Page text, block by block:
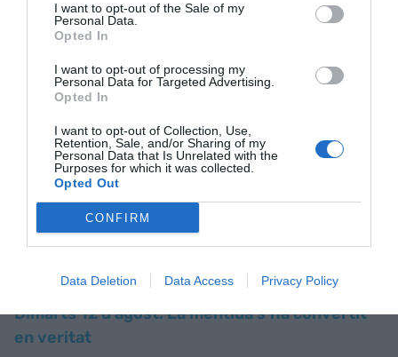
I want to opt-out of the Sale of my
Personal Data.
Opted In
I want to opt-out of processing my
Personal Data for Targeted Advertising.
Opted In
I want to opt-out of Collection, Use,
Retention, Sale, and/or Sharing of my
Personal Data that Is Unrelated with the
Purposes for which it was collected.
Opted Out
CONFIRM
Data Deletion Data Access Privacy Policy
El filòsof Ortega y Gasset (1883-1955) no va
conèixer internet però ja va descriure les
característiques de l’home-massa: un ésser
queixós, capritxós i a la vegada sumís, amb
Dimecres 13 d'agost: El ritme de l'agost
Vist a una samarreta: "Born to run, but not this
year"
Dimarts 12 d'agost: La mentida s’ha convertit
en veritat